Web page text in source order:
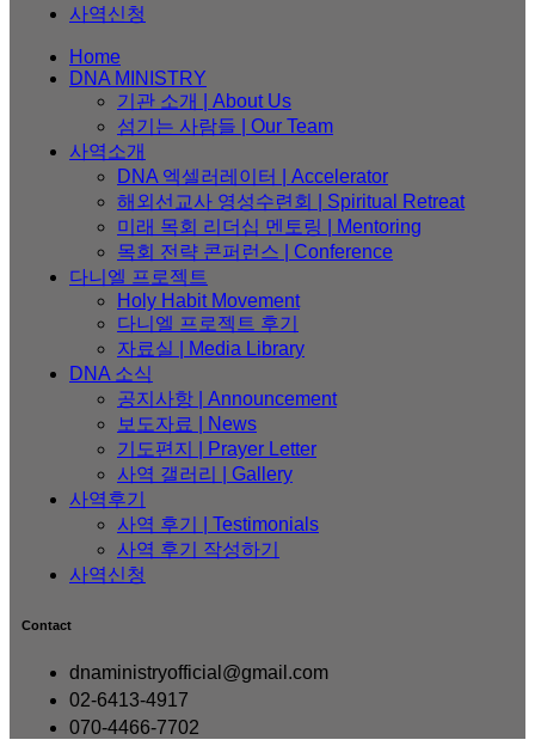
사역신청
Home
DNA MINISTRY
기관 소개 | About Us
섬기는 사람들 | Our Team
사역소개
DNA 엑셀러레이터​ | Accelerator
해외선교사 영성수련회 | Spiritual Retreat
미래 목회 리더십 멘토링 | Mentoring
목회 전략 콘퍼런스 | Conference
다니엘 프로젝트
Holy Habit Movement
다니엘 프로젝트 후기
자료실 | Media Library
DNA 소식
공지사항 | Announcement
보도자료 | News
기도편지 | Prayer Letter
사역 갤러리 | Gallery
사역후기
사역 후기 | Testimonials
사역 후기 작성하기
사역신청
Contact
dnaministryofficial@gmail.com
02-6413-4917
070-4466-7702